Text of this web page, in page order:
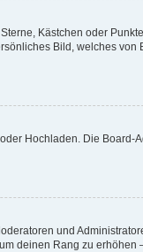
Kästchen oder
Bild, welches von
Hochladen. Die Board-
und
deinen Rang zu